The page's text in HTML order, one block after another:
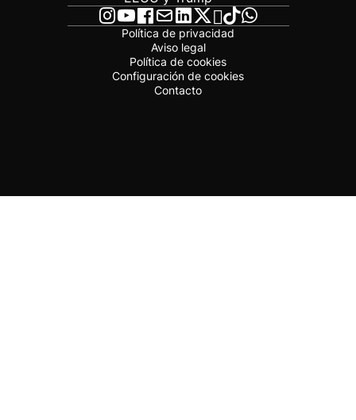
Política de privacidad
Aviso legal
Política de cookies
Configuración de cookies
Contacto